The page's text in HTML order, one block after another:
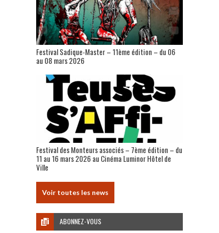
Festival Sadique-Master – 11ème édition – du 06
au 08 mars 2026
Festival des Monteurs associés – 7ème édition – du
11 au 16 mars 2026 au Cinéma Luminor Hôtel de
Ville
Voir toutes les news
ABONNEZ-VOUS